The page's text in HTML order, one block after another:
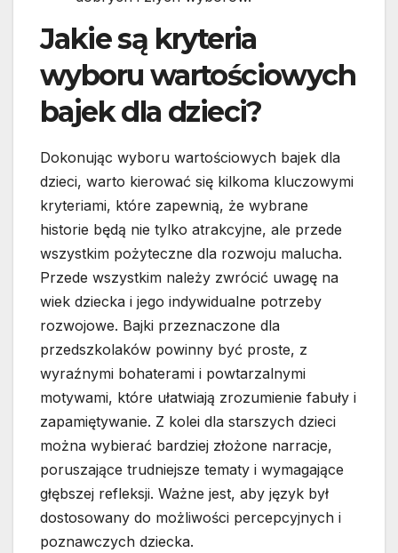
Jakie są kryteria
wyboru wartościowych
bajek dla dzieci?
Dokonując wyboru wartościowych bajek dla
dzieci, warto kierować się kilkoma kluczowymi
kryteriami, które zapewnią, że wybrane
historie będą nie tylko atrakcyjne, ale przede
wszystkim pożyteczne dla rozwoju malucha.
Przede wszystkim należy zwrócić uwagę na
wiek dziecka i jego indywidualne potrzeby
rozwojowe. Bajki przeznaczone dla
przedszkolaków powinny być proste, z
wyraźnymi bohaterami i powtarzalnymi
motywami, które ułatwiają zrozumienie fabuły i
zapamiętywanie. Z kolei dla starszych dzieci
można wybierać bardziej złożone narracje,
poruszające trudniejsze tematy i wymagające
głębszej refleksji. Ważne jest, aby język był
dostosowany do możliwości percepcyjnych i
poznawczych dziecka.